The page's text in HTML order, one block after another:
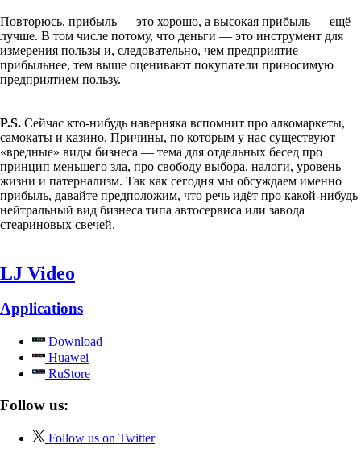
Повторюсь, прибыль — это хорошо, а высокая прибыль — ещё
лучше. В том числе потому, что деньги — это инструмент для
измерения пользы и, следовательно, чем предприятие
прибыльнее, тем выше оценивают покупатели приносимую
предприятием пользу.
P.S. Сейчас кто-нибудь наверняка вспомнит про алкомаркеты,
самокаты и казино. Причины, по которым у нас существуют
«вредные» виды бизнеса — тема для отдельных бесед про
принцип меньшего зла, про свободу выбора, налоги, уровень
жизни и патернализм. Так как сегодня мы обсуждаем именно
прибыль, давайте предположим, что речь идёт про какой-нибудь
нейтральный вид бизнеса типа автосервиса или завода
стеариновых свечей.
LJ Video
Applications
Download
Huawei
RuStore
Follow us:
Follow us on Twitter